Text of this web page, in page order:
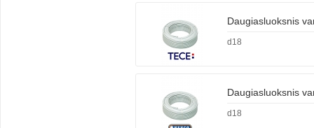
Daugiasluoksnis
d18
Daugiasluoksnis
d18